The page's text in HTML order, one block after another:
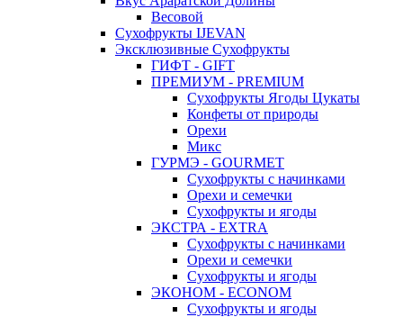
Весовой
Сухофрукты IJEVAN
Эксклюзивные Сухофрукты
ГИФТ - GIFT
ПРЕМИУМ - PREMIUM
Сухофрукты Ягоды Цукаты
Конфеты от природы
Орехи
Микс
ГУРМЭ - GOURMET
Сухофрукты с начинками
Орехи и семечки
Сухофрукты и ягоды
ЭКСТРА - EXTRA
Сухофрукты с начинками
Орехи и семечки
Сухофрукты и ягоды
ЭКОНОМ - ECONOM
Сухофрукты и ягоды